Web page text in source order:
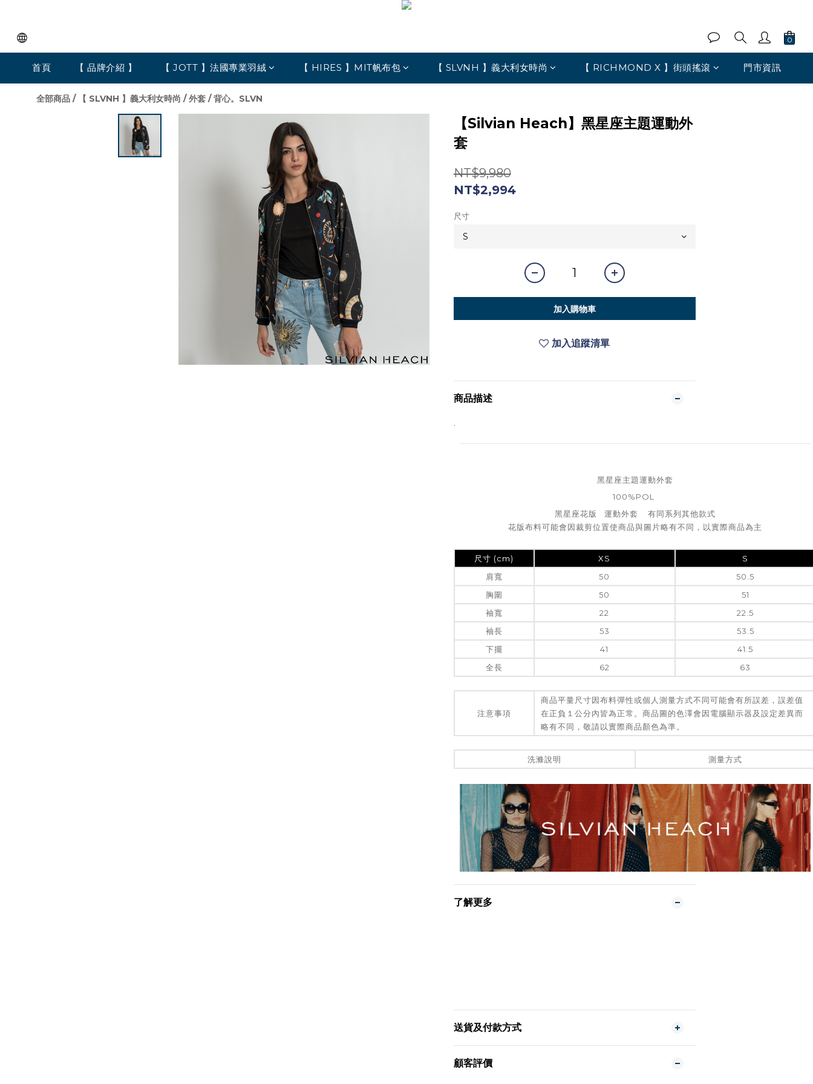
首頁 【 品牌介紹 】 【 JOTT 】法國專業羽絨 【 HIRES 】MIT帆布包 【 SLVNH 】義大利女時尚 【 RICHMOND X 】街頭搖滾 門市資訊
全部商品 / 【 SLVNH 】義大利女時尚 /外套 / 背心。SLVN
【Silvian Heach】黑星座主題運動外
套
NT$9,980
NT$2,994
尺寸
加入購物車
加入追蹤清單
商品描述
黑星座主題運動外套
100%POL
黑星座花版 運動外套 有同系列其他款式
花版布料可能會因裁剪位置使商品與圖片略有不同，以實際商品為主
尺寸 (cm) XS
S
肩寬
50
50.5
胸圍
50
51
袖寬
22
22.5
袖長
53
53.5
下擺
41
41.5
全長
62 63
注意事項
商品平量尺寸因布料彈性或個人測量方式不同可能會有所誤差，誤差值
在正負１公分內皆為正常。商品圖的色澤會因電腦顯示器及設定差異而
略有不同，敬請以實際商品顏色為準。
洗滌說明 測量方式
了解更多
送貨及付款方式
顧客評價